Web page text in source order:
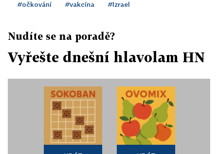
#očkování #vakcína #Izrael
Nudíte se na poradě?
Vyřešte dnešní hlavolam HN